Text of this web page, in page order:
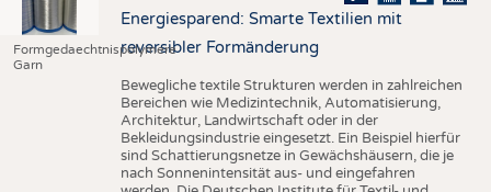
Formgedaechtnispolymere
Garn
Energiesparend: Smarte Textilien mit
reversibler Formänderung
Bewegliche textile Strukturen werden in zahlreichen
Bereichen wie Medizintechnik, Automatisierung,
Architektur, Landwirtschaft oder in der
Bekleidungsindustrie eingesetzt. Ein Beispiel hierfür
sind Schattierungsnetze in Gewächshäusern, die je
nach Sonnenintensität aus- und eingefahren